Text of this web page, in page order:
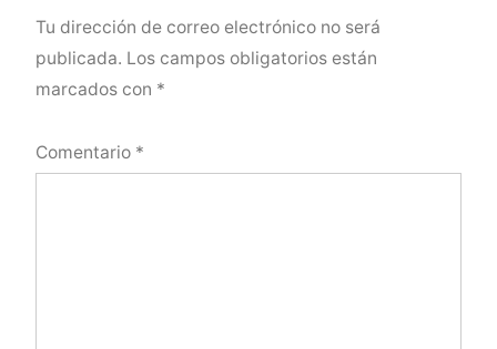
Tu dirección de correo electrónico no será
publicada. Los campos obligatorios están
marcados con *
Comentario *